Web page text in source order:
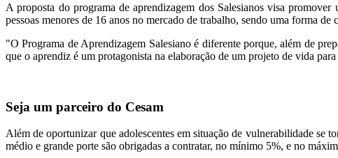
A proposta do programa de aprendizagem dos Salesianos visa
pessoas menores de 16 anos no mercado de trabalho, sendo uma forma
"O Programa de Aprendizagem Salesiano é diferente porque, além de
que o aprendiz é um protagonista na elaboração de um projeto de vida
Seja um parceiro do Cesam
Além de oportunizar que adolescentes em situação de vulnerabilidade se
médio e grande porte são obrigadas a contratar, no mínimo 5%, e no